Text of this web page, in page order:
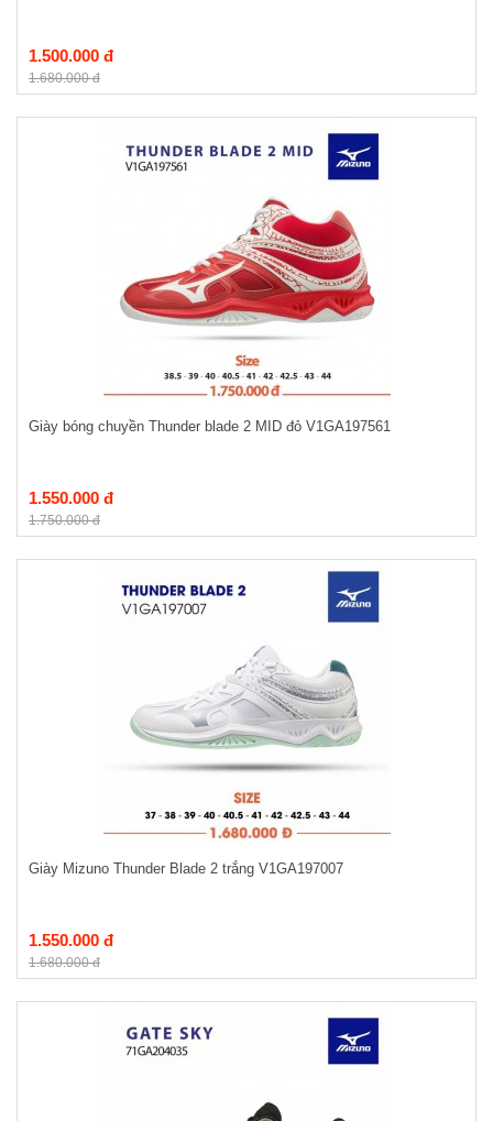
1.500.000 đ
1.680.000 đ
Giày bóng chuyền Thunder blade 2 MID đỏ V1GA197561
1.550.000 đ
1.750.000 đ
Giày Mizuno Thunder Blade 2 trắng V1GA197007
1.550.000 đ
1.680.000 đ